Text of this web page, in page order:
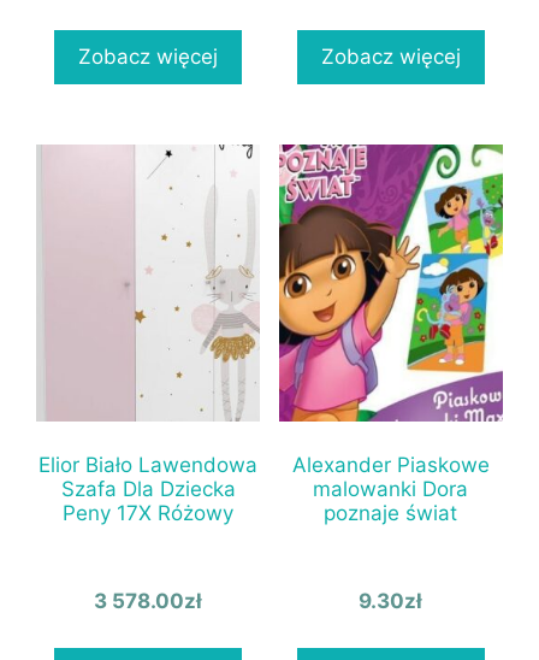
Zobacz więcej Zobacz więcej
Elior Biało Lawendowa
Szafa Dla Dziecka
Peny 17X Różowy
3 578.00zł
Alexander Piaskowe
malowanki Dora
poznaje świat
9.30zł